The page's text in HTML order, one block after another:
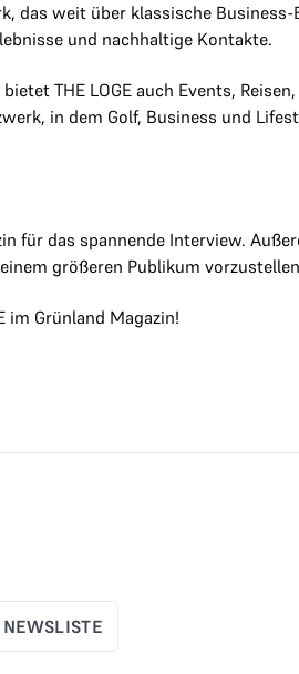
das weit über klassische Business-
und nachhaltige Kontakte.
THE LOGE auch Events,
in dem Golf, Business und
für das spannende Interview.
größeren Publikum
im Grünland Magazin!